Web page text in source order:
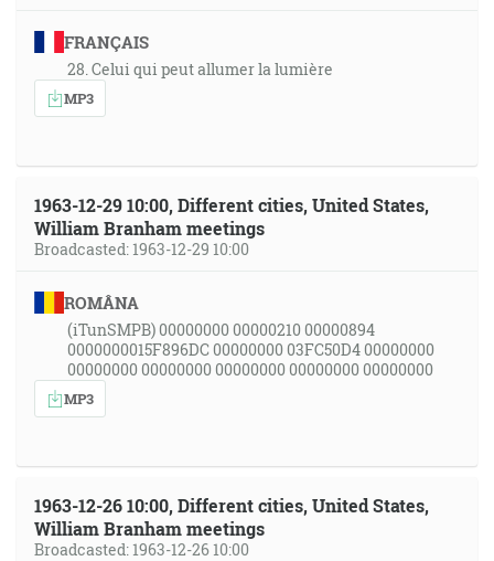
FRANÇAIS
28. Celui qui peut allumer la lumière
MP3
1963-12-29 10:00, Different cities, United States,
William Branham meetings
Broadcasted: 1963-12-29 10:00
ROMÂNA
(iTunSMPB) 00000000 00000210 00000894
0000000015F896DC 00000000 03FC50D4 00000000
00000000 00000000 00000000 00000000 00000000
MP3
1963-12-26 10:00, Different cities, United States,
William Branham meetings
Broadcasted: 1963-12-26 10:00